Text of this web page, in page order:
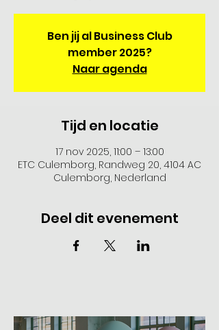
Ben jij al Business Club
member 2025?
Naar agenda
Tijd en locatie
17 nov 2025, 11:00 – 13:00
ETC Culemborg, Randweg 20, 4104 AC
Culemborg, Nederland
Deel dit evenement